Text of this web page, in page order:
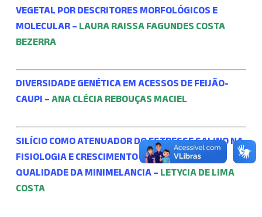
VEGETAL POR DESCRITORES MORFOLÓGICOS E
MOLECULAR – LAURA RAISSA FAGUNDES COSTA
BEZERRA
DIVERSIDADE GENÉTICA EM ACESSOS DE FEIJÃO-
CAUPI – ANA CLÉCIA REBOUÇAS MACIEL
SILÍCIO COMO ATENUADOR DO ESTRESSE SALINO NA
FISIOLOGIA E CRESCIMENTO DA PLANTA E
QUALIDADE DA MINIMELANCIA – LETYCIA DE LIMA
COSTA